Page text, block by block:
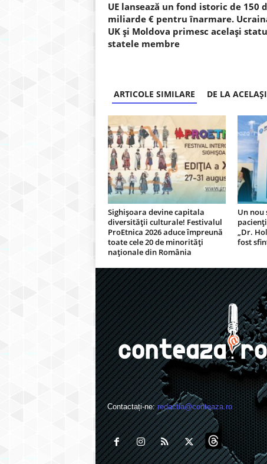
UE lansează un fond istoric de 150
miliarde € pentru înarmare.
UK și Moldova primesc același
statele membre
ARTICOLE SIMILARE DE LA
Sighișoara devine capitala
diversității culturale! Festivalul
ProEtnica 2026 aduce împreună
toate cele 20 de minorități
naționale din România
Un nou
„Dr.
fost
Contactați-ne:redactia@conteaza.ro